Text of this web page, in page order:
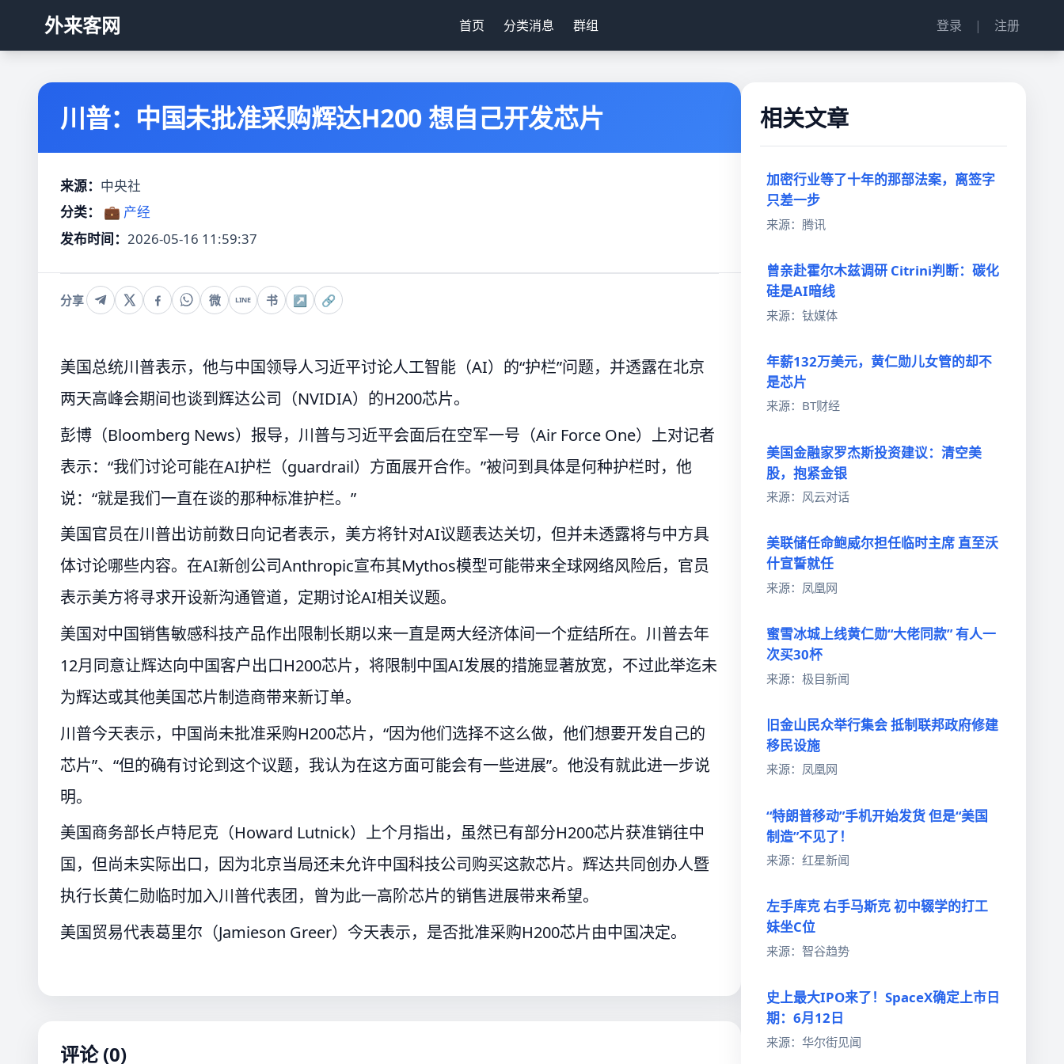
外来客网 首页 分类消息 群组 登录 | 注册
川普：中国未批准采购辉达H200 想自己开发芯片
来源： 中央社
分类：
💼 产经
发布时间： 2026-05-16 11:59:37
分享 微 LINE 书 ↗ 🔗
美国总统川普表示，他与中国领导人习近平讨论人工智能（AI）的“护栏”问题，并透露在北京
两天高峰会期间也谈到辉达公司（NVIDIA）的H200芯片。
彭博（Bloomberg News）报导，川普与习近平会面后在空军一号（Air Force One）上对记者
表示：“我们讨论可能在AI护栏（guardrail）方面展开合作。”被问到具体是何种护栏时，他
说：“就是我们一直在谈的那种标准护栏。”
美国官员在川普出访前数日向记者表示，美方将针对AI议题表达关切，但并未透露将与中方具
体讨论哪些内容。在AI新创公司Anthropic宣布其Mythos模型可能带来全球网络风险后，官员
表示美方将寻求开设新沟通管道，定期讨论AI相关议题。
美国对中国销售敏感科技产品作出限制长期以来一直是两大经济体间一个症结所在。川普去年
12月同意让辉达向中国客户出口H200芯片，将限制中国AI发展的措施显著放宽，不过此举迄未
为辉达或其他美国芯片制造商带来新订单。
川普今天表示，中国尚未批准采购H200芯片，“因为他们选择不这么做，他们想要开发自己的
芯片”、“但的确有讨论到这个议题，我认为在这方面可能会有一些进展”。他没有就此进一步说
明。
美国商务部长卢特尼克（Howard Lutnick）上个月指出，虽然已有部分H200芯片获准销往中
国，但尚未实际出口，因为北京当局还未允许中国科技公司购买这款芯片。辉达共同创办人暨
执行长黄仁勋临时加入川普代表团，曾为此一高阶芯片的销售进展带来希望。
美国贸易代表葛里尔（Jamieson Greer）今天表示，是否批准采购H200芯片由中国决定。
评论 (0)
相关文章
加密行业等了十年的那部法案，离签字
只差一步
来源：腾讯
曾亲赴霍尔木兹调研 Citrini判断：碳化
硅是AI暗线
来源：钛媒体
年薪132万美元，黄仁勋儿女管的却不
是芯片
来源：BT财经
美国金融家罗杰斯投资建议：清空美
股，抱紧金银
来源：风云对话
美联储任命鲍威尔担任临时主席 直至沃
什宣誓就任
来源：凤凰网
蜜雪冰城上线黄仁勋“大佬同款” 有人一
次买30杯
来源：极目新闻
旧金山民众举行集会 抵制联邦政府修建
移民设施
来源：凤凰网
“特朗普移动”手机开始发货 但是“美国
制造”不见了！
来源：红星新闻
左手库克 右手马斯克 初中辍学的打工
妹坐C位
来源：智谷趋势
史上最大IPO来了！SpaceX确定上市日
期：6月12日
来源：华尔街见闻